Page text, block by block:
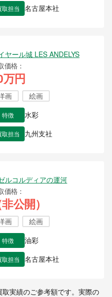
取担当 名古屋本社
ヤール城 LES ANDELYS
価格
万円
画 絵画
特徴 水彩
取担当 九州支社
ルコルディアの運河
価格
非公開）
画 絵画
特徴 油彩
取担当 名古屋本社
実績のご参考額です。実際の